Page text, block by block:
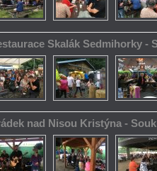
Skalák Sedmihorky -
nad Nisou Kristýna -